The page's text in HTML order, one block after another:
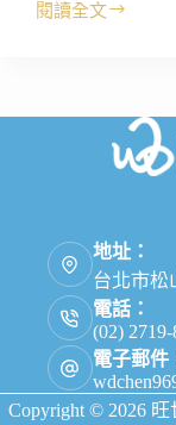
閱讀全文
真
絕
嗎？
地址：
台北市松
電話：
(02) 2719-
電子郵件
Copyright © 2026